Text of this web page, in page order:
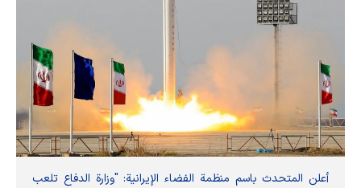
أعلن المتحدث باسم منظمة الفضاء الإيرانية: "وزارة الدفاع تلعب